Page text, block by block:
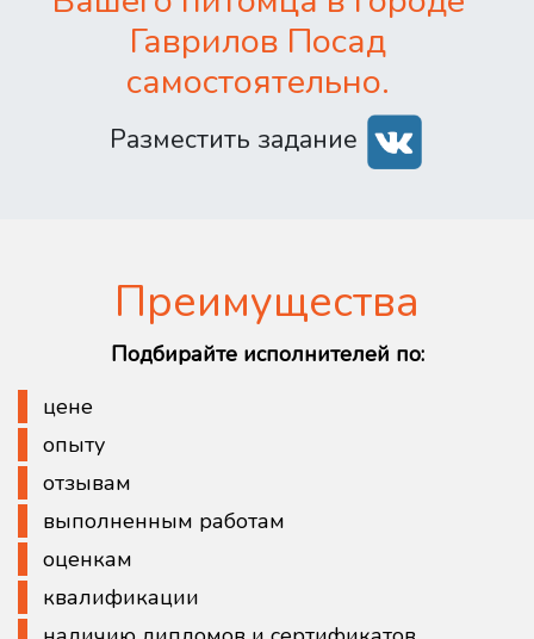
Гаврилов Посад
самостоятельно.
Разместить задание
Преимущества
Подбирайте исполнителей по:
цене
опыту
отзывам
выполненным работам
оценкам
квалификации